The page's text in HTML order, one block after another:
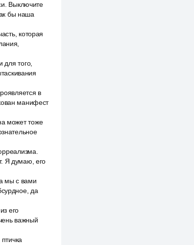
Выключите
бы наша
которая
для того,
в
манифест
может тоже
Я думаю, его
мы с вами
да
его
важный